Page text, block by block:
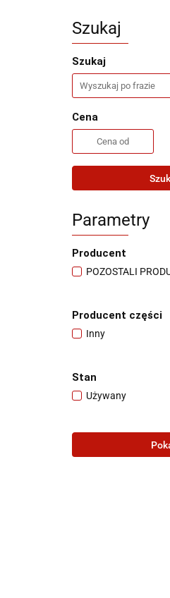
Szukaj
Szukaj
Cena
Parametry
Producent
POZOSTALI
Producent części
Inny
Stan
Używany